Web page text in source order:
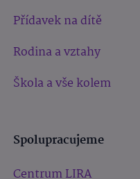
Přídavek na dítě
Rodina a vztahy
Škola a vše kolem
Spolupracujeme
Centrum LIRA